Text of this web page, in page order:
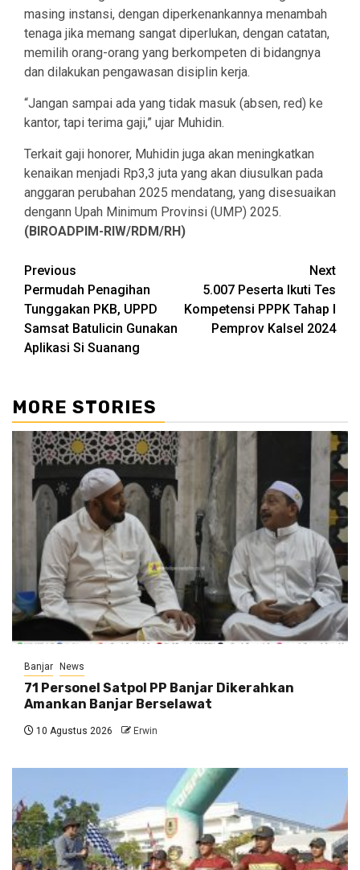
masing instansi, dengan diperkenankannya menambah
tenaga jika memang sangat diperlukan, dengan catatan,
memilih orang-orang yang berkompeten di bidangnya
dan dilakukan pengawasan disiplin kerja.
“Jangan sampai ada yang tidak masuk (absen, red) ke
kantor, tapi terima gaji,” ujar Muhidin.
Terkait gaji honorer, Muhidin juga akan meningkatkan
kenaikan menjadi Rp3,3 juta yang akan diusulkan pada
anggaran perubahan 2025 mendatang, yang disesuaikan
dengann Upah Minimum Provinsi (UMP) 2025.
(BIROADPIM-RIW/RDM/RH)
Continue
Reading
Previous
Permudah Penagihan
Tunggakan PKB, UPPD
Samsat Batulicin Gunakan
Aplikasi Si Suanang
Next
5.007 Peserta Ikuti Tes
Kompetensi PPPK Tahap I
Pemprov Kalsel 2024
MORE STORIES
Banjar News
71 Personel Satpol PP Banjar Dikerahkan
Amankan Banjar Berselawat
10 Agustus 2026 Erwin